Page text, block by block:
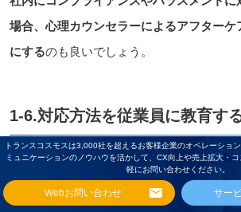
場合、心理カウンセラーによるアフターケ
にするのも良いでしょう。
1-6.対応方法を従業員に教育す
ここまでの準備が整ったら、最後に従業員
知します。
トランスコスモスは3,000社を超えるお客様企業のオペレーショ
ミュニケーションのノウハウを活かして、CX向上や売上拡大・
軽にお問い合わせください。
Webお問い合わせ サー